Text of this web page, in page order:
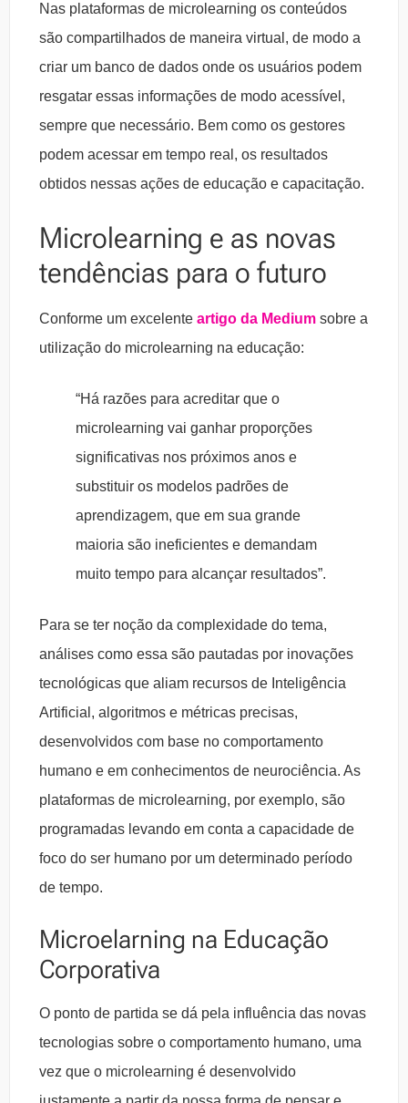
Nas plataformas de microlearning os conteúdos
são compartilhados de maneira virtual, de modo a
criar um banco de dados onde os usuários podem
resgatar essas informações de modo acessível,
sempre que necessário. Bem como os gestores
podem acessar em tempo real, os resultados
obtidos nessas ações de educação e capacitação.
Microlearning e as novas
tendências para o futuro
Conforme um excelente artigo da Medium sobre a
utilização do microlearning na educação:
“Há razões para acreditar que o
microlearning vai ganhar proporções
significativas nos próximos anos e
substituir os modelos padrões de
aprendizagem, que em sua grande
maioria são ineficientes e demandam
muito tempo para alcançar resultados”.
Para se ter noção da complexidade do tema,
análises como essa são pautadas por inovações
tecnológicas que aliam recursos de Inteligência
Artificial, algoritmos e métricas precisas,
desenvolvidos com base no comportamento
humano e em conhecimentos de neurociência. As
plataformas de microlearning, por exemplo, são
programadas levando em conta a capacidade de
foco do ser humano por um determinado período
de tempo.
Microelarning na Educação
Corporativa
O ponto de partida se dá pela influência das novas
tecnologias sobre o comportamento humano, uma
vez que o microlearning é desenvolvido